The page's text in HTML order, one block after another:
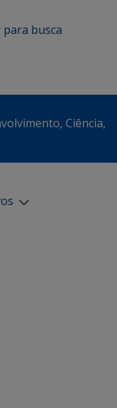
para busca
Ciência,